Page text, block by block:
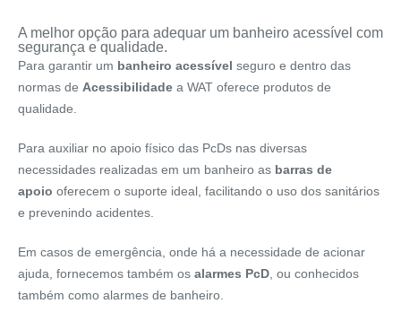
A melhor opção para adequar um banheiro acessível com
segurança e qualidade.
Para garantir um banheiro acessível seguro e dentro das
normas de Acessibilidade a WAT oferece produtos de
qualidade.
Para auxiliar no apoio físico das PcDs nas diversas
necessidades realizadas em um banheiro as barras de
apoio oferecem o suporte ideal, facilitando o uso dos sanitários
e prevenindo acidentes.
Em casos de emergência, onde há a necessidade de acionar
ajuda, fornecemos também os alarmes PcD , ou conhecidos
também como alarmes de banheiro.